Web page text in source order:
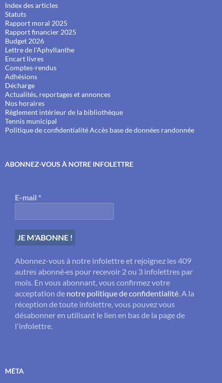
Index des articles
Statuts
Rapport moral 2025
Rapport financier 2025
Budget 2026
Lettre de l'Aphyllanthe
Encart livres
Comptes-rendus
Adhésions
Décharge
Actualités, reportages et annonces
Nos horaires
Règlement intérieur de la bibliothèque
Tennis municipal
Politique de confidentialitéAccès base de données randonnée
ABONNEZ-VOUS À NOTRE INFOLETTRE
E-mail *
Abonnez-vous à notre infolettre et rejoignez les 409
autres abonné·es pour recevoir 2 ou 3 infolettres par
mois. En vous abonnant, vous confirmez votre
acceptation de notre politique de confidentialité . A la
réception de toute infolettre, vous pouvez vous
désabonner en utilisant le lien en bas de la page de
l'infolettre.
MÉTA